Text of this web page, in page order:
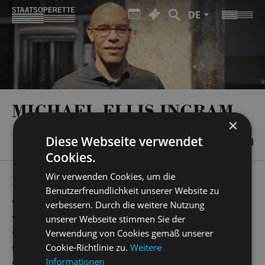
DE
MICHAEL ELLIS INGRAM
PRODUCTIONS
alfred hitchocks psycho
Musikalische Leitung
poesie der gegensätze“ Musikalische Leitung
Hänsel und Gretel“ Musikalische Leitung
ich, eurydike“ Musikalische Leitung
Simsalabim“ Musikalische Leitung
×
Diese Webseite verwendet
Cookies.
Wir verwenden Cookies, um die
Benutzerfreundlichkeit unserer Website zu
verbessern. Durch die weitere Nutzung
unserer Webseite stimmen Sie der
Verwendung von Cookies gemäß unserer
Cookie-Richtlinie zu.Weitere
Informationen